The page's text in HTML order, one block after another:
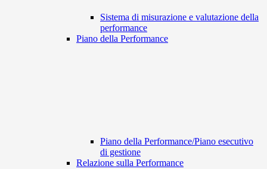
Sistema di misurazione e valutazione della
performance
Piano della Performance
Piano della Performance/Piano esecutivo
di gestione
Relazione sulla Performance